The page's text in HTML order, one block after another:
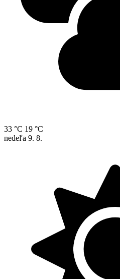
33 °C 19 °C
nedeľa 9. 8.